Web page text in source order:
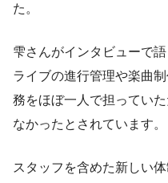
た。
雫さんがインタビューで
ライブの進行管理や楽曲
務をほぼ一人で担ってい
なかったとされています。
スタッフを含めた新しい